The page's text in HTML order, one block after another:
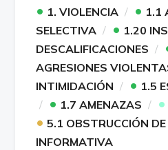
• 1. VIOLENCIA • 1.1
SELECTIVA
• 1.20
DESCALIFICACIONES
AGRESIONES
INTIMIDACIÓN
• 1.5
• 1.7 AMENAZAS •
• 5.1 OBSTRUCCIÓN
INFORMATIVA